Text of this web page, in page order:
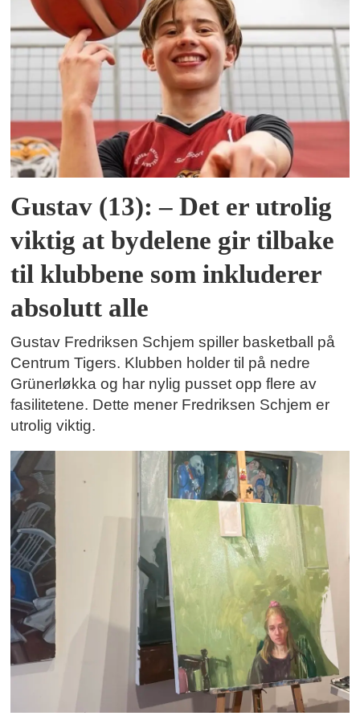
Gustav (13): – Det er utrolig
viktig at bydelene gir tilbake
til klubbene som inkluderer
absolutt alle
Gustav Fredriksen Schjem spiller basketball på
Centrum Tigers. Klubben holder til på nedre
Grünerløkka og har nylig pusset opp flere av
fasilitetene. Dette mener Fredriksen Schjem er
utrolig viktig.